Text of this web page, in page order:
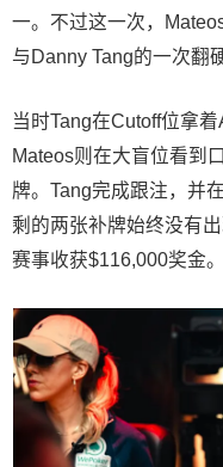
一。不过这一次，
与Danny Tang的一次翻
当时Tang在Cutoff位拿
Mateos则在大盲位看到
牌。Tang完成跟注，并
剩的两张补牌始终没有
赛事收获$116,000奖金。